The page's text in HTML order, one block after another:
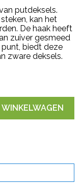
putdeksels.
kan het
De haak heeft
zuiver gesmeed
biedt deze
zware deksels.
WINKELWAGEN